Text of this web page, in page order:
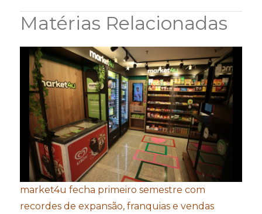
Matérias Relacionadas
market4u fecha primeiro semestre com
recordes de expansão, franquias e vendas